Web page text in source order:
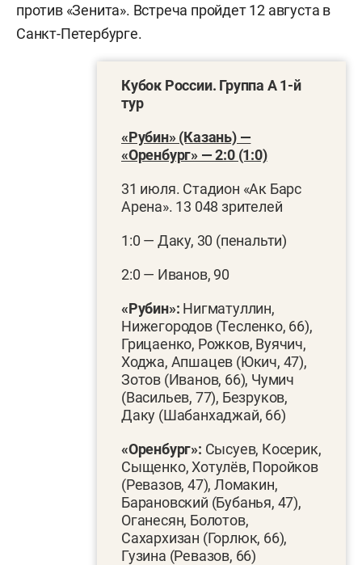
против «Зенита». Встреча пройдет 12 августа в
Санкт-Петербурге.
Кубок России. Группа А 1-й
тур
«Рубин» (Казань) —
«Оренбург» — 2:0 (1:0)
31 июля. Стадион «Ак Барс
Арена». 13 048 зрителей
1:0 — Даку, 30 (пенальти)
2:0 — Иванов, 90
«Рубин»: Нигматуллин,
Нижегородов (Тесленко, 66),
Грицаенко, Рожков, Вуячич,
Ходжа, Апшацев (Юкич, 47),
Зотов (Иванов, 66), Чумич
(Васильев, 77), Безруков,
Даку (Шабанхаджай, 66)
«Оренбург»: Сысуев, Косерик,
Сыщенко, Хотулёв, Поройков
(Ревазов, 47), Ломакин,
Барановский (Бубанья, 47),
Оганесян, Болотов,
Сахархизан (Горлюк, 66),
Гузина (Ревазов, 66)